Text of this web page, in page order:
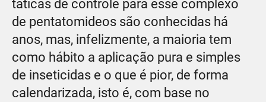
táticas de controle para esse complexo
de pentatomideos são conhecidas há
anos, mas, infelizmente, a maioria tem
como hábito a aplicação pura e simples
de inseticidas e o que é pior, de forma
calendarizada, isto é, com base no